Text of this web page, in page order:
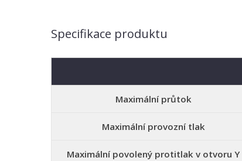
Specifikace produktu
Maximální průtok
Maximální provozní tlak
Maximální povolený protitlak v otvoru Y